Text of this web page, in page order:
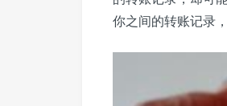
你之间的转账记录